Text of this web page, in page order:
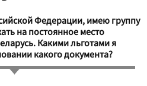
Федерации, имею группу
на постоянное место
Какими льготами я
какого документа?